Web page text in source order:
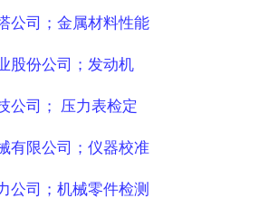
公司；金属材料性能
股份公司；发动机
公司； 压力表检定
有限公司；仪器校准
公司；机械零件检测